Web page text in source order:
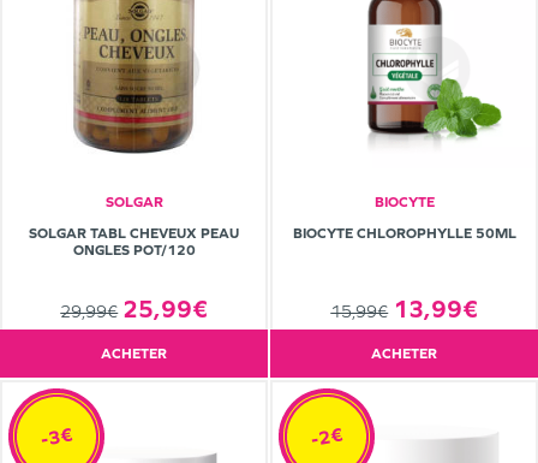
SOLGAR
SOLGAR TABL CHEVEUX PEAU
ONGLES POT/120
29,99€ 25,99€
ACHETER
BIOCYTE
BIOCYTE CHLOROPHYLLE 50ML
15,99€ 13,99€
ACHETER
-3€ -2€